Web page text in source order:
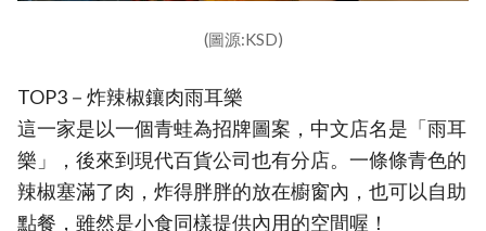
(圖源:KSD)
TOP3－炸辣椒鑲肉雨耳樂
這一家是以一個青蛙為招牌圖案，中文店名是「雨耳
樂」，後來到現代百貨公司也有分店。一條條青色的
辣椒塞滿了肉，炸得胖胖的放在櫥窗內，也可以自助
點餐，雖然是小食同樣提供內用的空間喔！